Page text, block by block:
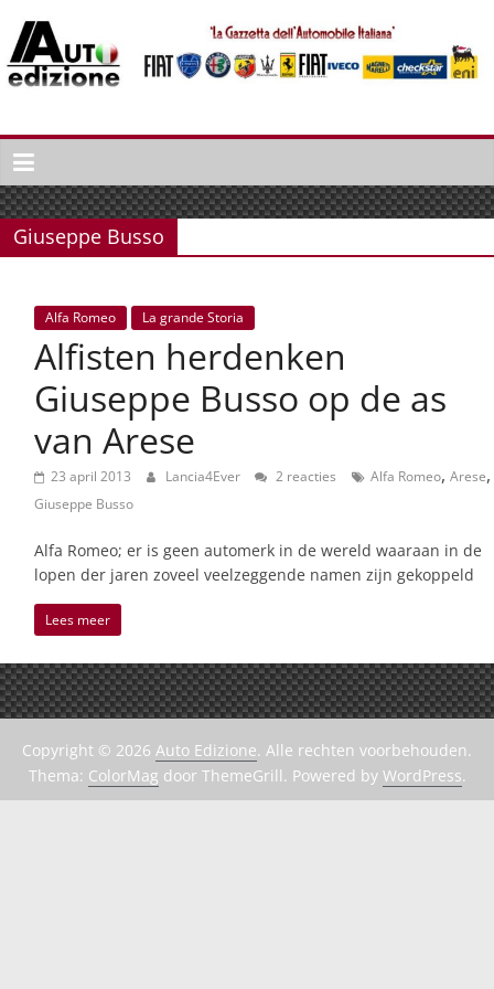
naar
inhoud
Auto
Edizione
La
Gazetta
dell'Automobile
Italiaans
autonieuws
lifestyle
Giuseppe Busso
Alfa Romeo La grande Storia
Alfisten herdenken
Giuseppe Busso op de as
van Arese
23 april 2013 Lancia4Ever 2 reacties Alfa Romeo, Arese,
Giuseppe Busso
Alfa Romeo; er is geen automerk in de wereld waaraan in de
lopen der jaren zoveel veelzeggende namen zijn gekoppeld
Lees meer
Copyright © 2026 Auto Edizione. Alle rechten voorbehouden.
Thema: ColorMag door ThemeGrill. Powered by WordPress.